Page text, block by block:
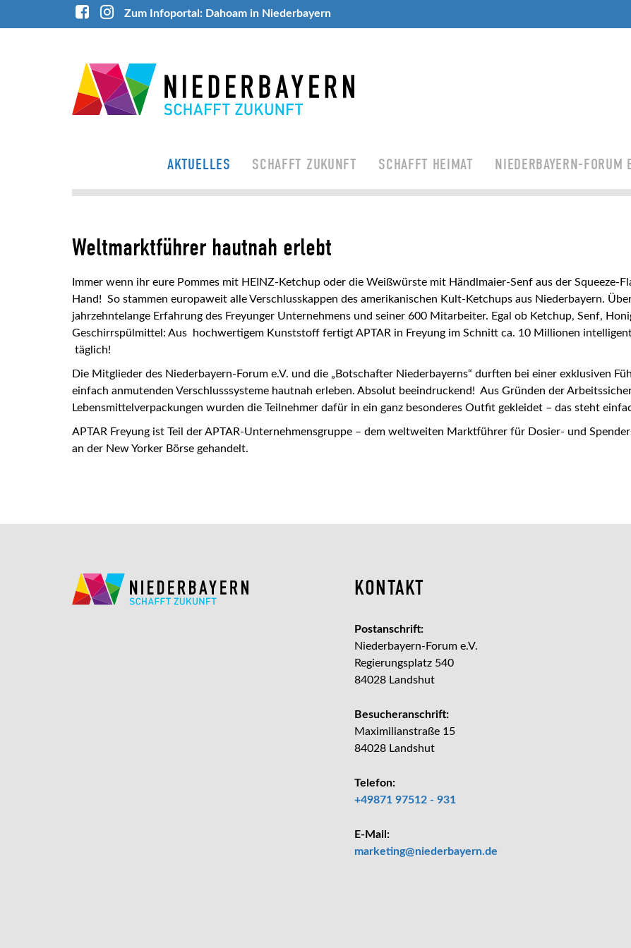
Zum Infoportal: Dahoam in Niederbayern
AKTUELLES SCHAFFT ZUKUNFT SCHAFFT HEIMAT NIEDERBAYERN-FORUM
Weltmarktführer hautnah erlebt
Immer wenn ihr eure Pommes mit HEINZ-Ketchup oder die Weißwürste mit Händlmaier-Senf aus der Squeeze-
Hand! So stammen europaweit alle Verschlusskappen des amerikanischen Kult-Ketchups aus Niederbayern.
jahrzehntelange Erfahrung des Freyunger Unternehmens und seiner 600 Mitarbeiter. Egal ob Ketchup, Senf,
Geschirrspülmittel: Aus hochwertigem Kunststoff fertigt APTAR in Freyung im Schnitt ca. 10 Millionen
täglich!
Die Mitglieder des Niederbayern-Forum e.V. und die „Botschafter Niederbayerns“ durften bei einer exklusiven
einfach anmutenden Verschlusssysteme hautnah erleben. Absolut beeindruckend! Aus Gründen der
Lebensmittelverpackungen wurden die Teilnehmer dafür in ein ganz besonderes Outfit gekleidet – das steht
APTAR Freyung ist Teil der APTAR-Unternehmensgruppe – dem weltweiten Marktführer für Dosier- und
an der New Yorker Börse gehandelt.
KONTAKT
Postanschrift:
Niederbayern-Forum e.V.
Regierungsplatz 540
84028 Landshut
Besucheranschrift:
Maximilianstraße 15
84028 Landshut
Telefon:
+49871 97512 - 931
E-Mail:
marketing
_at_
niederbayern.de